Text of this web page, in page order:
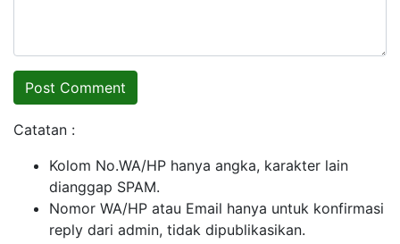
Catatan :
Kolom No.WA/HP hanya angka, karakter lain
dianggap SPAM.
Nomor WA/HP atau Email hanya untuk konfirmasi
reply dari admin, tidak dipublikasikan.